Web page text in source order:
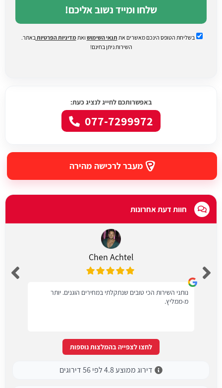
שלחו ומייד נשוב אליכם!
בשליחת הטופס הינכם מאשרים את תנאי השימוש ואתמדיניות הפרטיותבאתר.
השירות ניתן בחינם!
באפשרותכם לחייג לנציג כעת:
077-7299972
מעבר לרכישה מהירה
חוות דעת אחרונות
Chen Achtel
נותני השירות הכי טובים שנתקלתי במחירים הוגנים. יותר
מ-ממליץ.
לחצו לצפייה בהמלצות נוספות
דירוג ממוצע 4.8 לפי 56 דירוגים